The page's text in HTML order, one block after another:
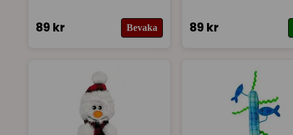
89 kr Bevaka 89 kr